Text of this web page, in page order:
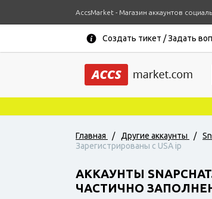
AccsMarket - Магазин аккаунтов
Создать тикет / Задать
Главная / Другие аккаунты /
Зарегистрированы с USA ip
АККАУНТЫ
ЧАСТИЧНО